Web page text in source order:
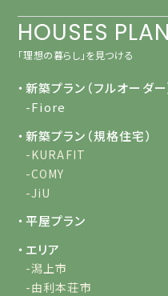
HOUSES PLAN
「理想の暮らし」を見つける
・新築プラン（フルオーダー
-Fiore
・新築プラン（規格住宅）
-KURAFIT
-COMY
-JiU
・平屋プラン
・エリア
-潟上市
-由利本荘市